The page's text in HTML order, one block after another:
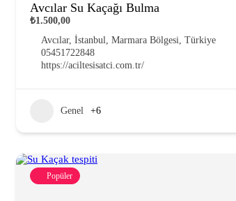
Avcılar Su Kaçağı Bulma
₺1.500,00
Avcılar, İstanbul, Marmara Bölgesi, Türkiye
05451722848
https://aciltesisatci.com.tr/
Genel +6
Popüler